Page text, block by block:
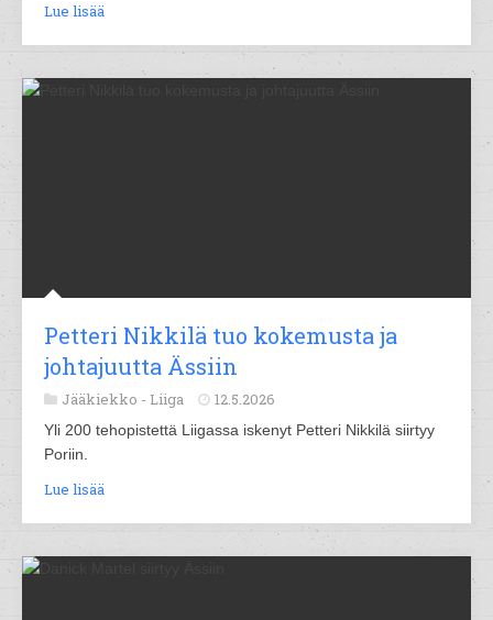
Lue lisää
Petteri Nikkilä tuo kokemusta ja
johtajuutta Ässiin
Jääkiekko - Liiga 12.5.2026
Yli 200 tehopistettä Liigassa iskenyt Petteri Nikkilä siirtyy
Poriin.
Lue lisää